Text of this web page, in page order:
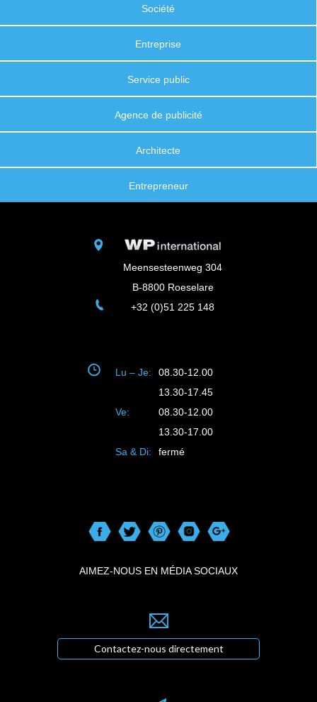
Société
Entreprise
Service public
Agence de publicité
Architecte
Entrepreneur
Meensesteenweg 304
B-8800 Roeselare
+32 (0)51 225 148
Lu – Je:
08.30-12.00
13.30-17.45
Ve:
08.30-12.00
13.30-17.00
Sa & Di:
fermé
AIMEZ-NOUS EN MÉDIA SOCIAUX
Contactez-nous directement